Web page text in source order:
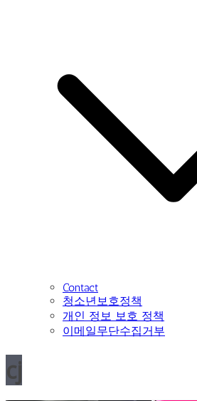
Contact
청소년보호정책
개인 정보 보호 정책
이메일무단수집거부
cj